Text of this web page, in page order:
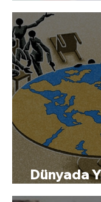
Kurdu"
Dünyada
Daha